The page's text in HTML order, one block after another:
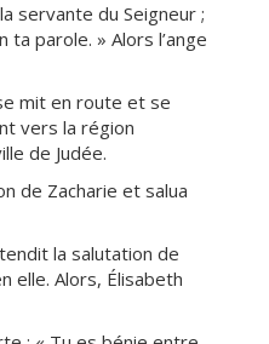
servante du Seigneur ;
ta parole. » Alors l’ange
mit en route et se
vers la région
de Judée.
de Zacharie et salua
la salutation de
elle. Alors, Élisabeth